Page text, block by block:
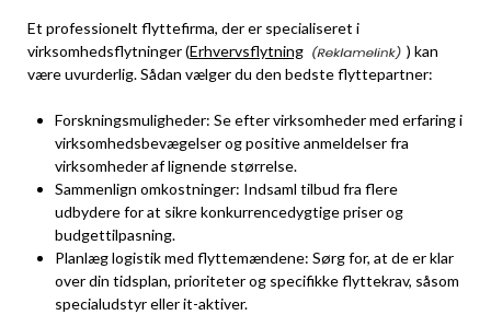
Et professionelt flyttefirma, der er specialiseret i
virksomhedsflytninger (Erhvervsflytning
) kan
være uvurderlig. Sådan vælger du den bedste flyttepartner:
Forskningsmuligheder: Se efter virksomheder med erfaring i
virksomhedsbevægelser og positive anmeldelser fra
virksomheder af lignende størrelse.
Sammenlign omkostninger: Indsaml tilbud fra flere
udbydere for at sikre konkurrencedygtige priser og
budgettilpasning.
Planlæg logistik med flyttemændene: Sørg for, at de er klar
over din tidsplan, prioriteter og specifikke flyttekrav, såsom
specialudstyr eller it-aktiver.